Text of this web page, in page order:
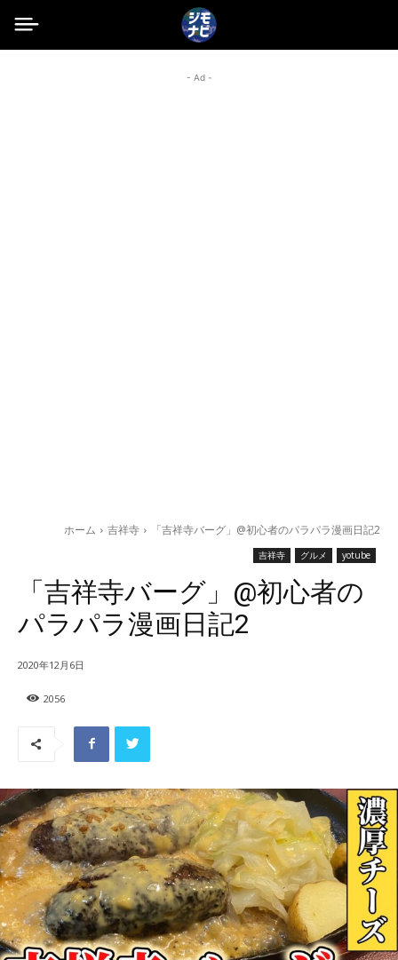
- Ad -
ホーム 吉祥寺 「吉祥寺バーグ」@初心者のパラパラ漫画日記2
吉祥寺 グルメ yotube
「吉祥寺バーグ」@初心者の
パラパラ漫画日記2
2056
2020年12月6日